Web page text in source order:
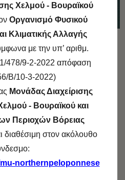
TWITTER
FACEBOOK
LINKEDIN
Χελμού - Βουραϊκού
Οργανισμό Φυσικού
Κλιματικής Αλλαγής
με την υπ’ αριθμ.
9-2-2022 απόφαση
Β/10-3-2022)
Μονάδας Διαχείρισης
- Βουραϊκού και
Περιοχών Βόρειας
διαθέσιμη στον ακόλουθο
northernpeloponnese